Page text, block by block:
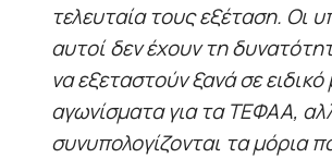
τελευταία τους εξέταση. Οι
αυτοί δεν έχουν τη
να εξεταστούν ξανά σε
αγωνίσματα για τα ΤΕΦΑΑ,
συνυπολογίζονται τα μόρια